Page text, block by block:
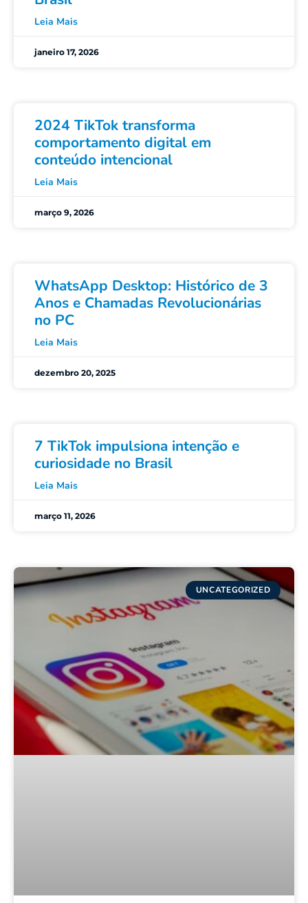
Leia Mais
janeiro 17, 2026
2024 TikTok transforma
comportamento digital em
conteúdo intencional
Leia Mais
março 9, 2026
WhatsApp Desktop: Histórico de 3
Anos e Chamadas Revolucionárias
no PC
Leia Mais
dezembro 20, 2025
7 TikTok impulsiona intenção e
curiosidade no Brasil
Leia Mais
março 11, 2026
UNCATEGORIZED